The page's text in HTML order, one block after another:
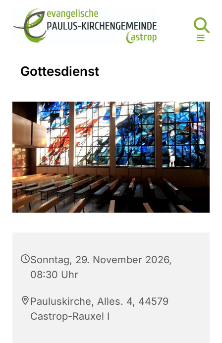
Gottesdienst
Sonntag, 29. November 2026,
08:30 Uhr
Pauluskirche, Alles. 4, 44579
Castrop-Rauxel I